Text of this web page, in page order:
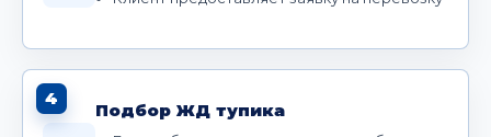
4
Подбор ЖД тупика